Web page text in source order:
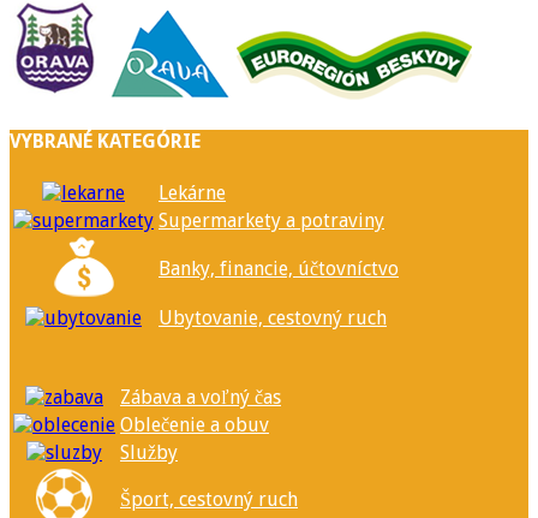
VYBRANÉ KATEGÓRIE
Lekárne
Supermarkety a potraviny
Banky, financie, účtovníctvo
Ubytovanie, cestovný ruch
Zábava a voľný čas
Oblečenie a obuv
Služby
Šport, cestovný ruch